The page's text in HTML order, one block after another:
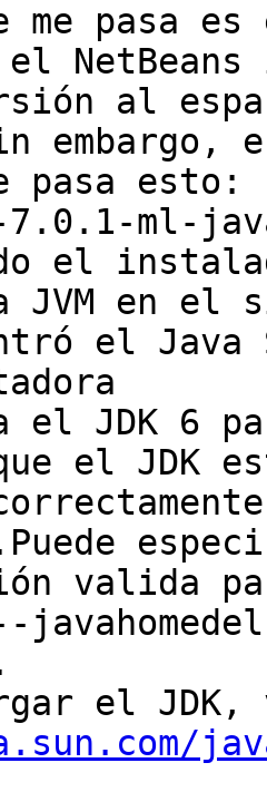
me pasa
el
al
embargo,
pasa esto:
7.0.1-ml-
el
JVM en el
el Java
el JDK 6
el JDK
valida
javahomedel